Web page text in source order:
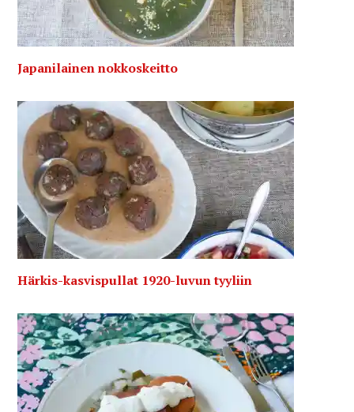
Japanilainen nokkoskeitto
Härkis-kasvispullat 1920-luvun tyyliin